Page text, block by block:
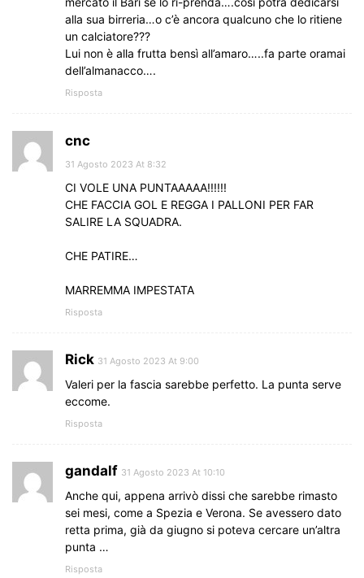
alla sua birreria…o c’è ancora qualcuno che lo ritiene
un calciatore???
Lui non è alla frutta bensì all’amaro…..fa parte oramai
dell’almanacco….
Risposta
cnc
31 Agosto 2023 At 8:32
CI VOLE UNA PUNTAAAAA!!!!!!
CHE FACCIA GOL E REGGA I PALLONI PER FAR
SALIRE LA SQUADRA.
CHE PATIRE…
MARREMMA IMPESTATA
Risposta
Rick 31 Agosto 2023 At 9:00
Valeri per la fascia sarebbe perfetto. La punta serve
eccome.
Risposta
gandalf 31 Agosto 2023 At 10:10
Anche qui, appena arrivò dissi che sarebbe rimasto
sei mesi, come a Spezia e Verona. Se avessero dato
retta prima, già da giugno si poteva cercare un’altra
punta …
Risposta